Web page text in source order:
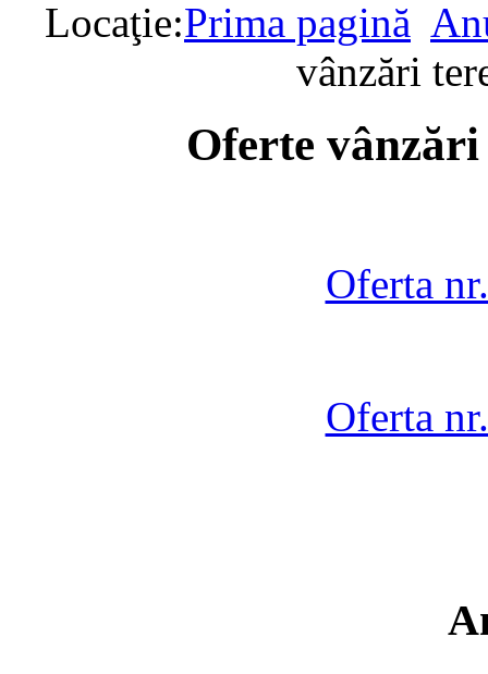
Locaţie:Prima pagină
vânzări
Oferte
Oferta
Oferta